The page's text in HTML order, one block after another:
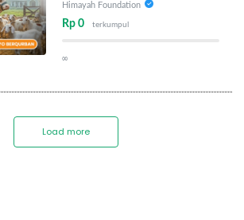
Himayah Foundation
Rp 0 terkumpul
∞
Load more